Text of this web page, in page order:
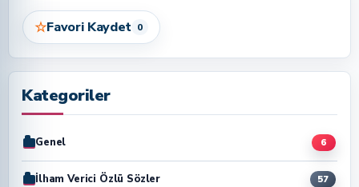
☆Favori Kaydet 0
Kategoriler
Genel 6
İlham Verici Özlü Sözler 57